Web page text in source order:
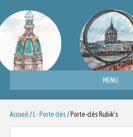
MENU
Accueil / L - Porte clés / Porte-clés Rubik’s